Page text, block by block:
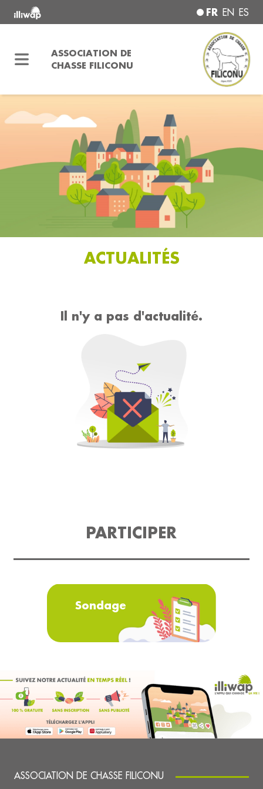
FR EN ES
ASSOCIATION DE
CHASSE FILICONU
ACTUALITÉS
Il n'y a pas d'actualité.
PARTICIPER
Sondage
ASSOCIATION DE CHASSE FILICONU